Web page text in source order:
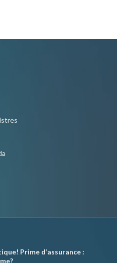
Prime d’assurance :